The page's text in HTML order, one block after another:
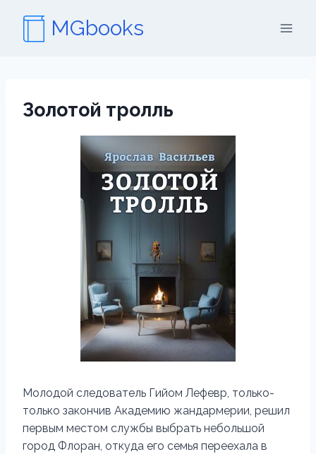
содержимому
MGbooks
Золотой тролль
Молодой следователь Гийом Лефевр, только-
только закончив Академию жандармерии, решил
первым местом службы выбрать небольшой
город Флоран, откуда его семья переехала в